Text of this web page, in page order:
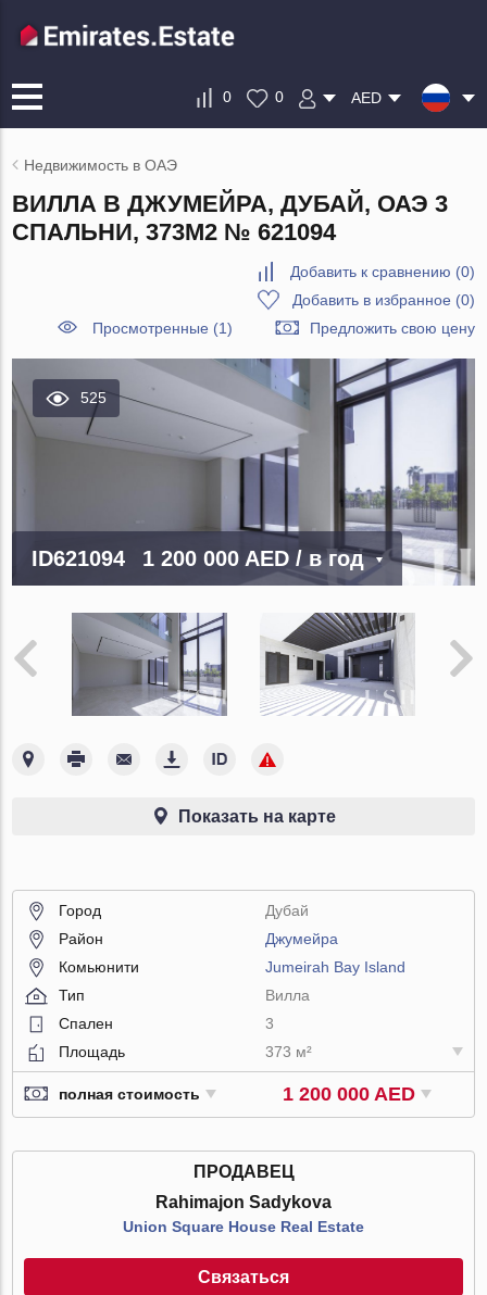
0 0 AED
Недвижимость в ОАЭ
ВИЛЛА В ДЖУМЕЙРА, ДУБАЙ, ОАЭ 3
СПАЛЬНИ, 373М2 № 621094
Добавить к сравнению (0)
Добавить в избранное (0)
Просмотренные (1)
Предложить свою цену
525
ID621094 1 200 000 AED/ в год
Показать на карте
Город
Дубай
Район
Джумейра
Комьюнити
Jumeirah Bay Island
Тип
Вилла
Спален
3
Площадь
373 м²
полная стоимость 1 200 000 AED
ПРОДАВЕЦ
Rahimajon Sadykova
Union Square House Real Estate
Связаться